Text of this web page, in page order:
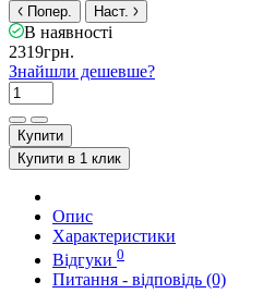
Попер. Наст.
В наявності
2319грн.
Знайшли дешевше?
Купити
Купити в 1 клик
Опис
Характеристики
Відгуки 0
Питання - відповідь (0)